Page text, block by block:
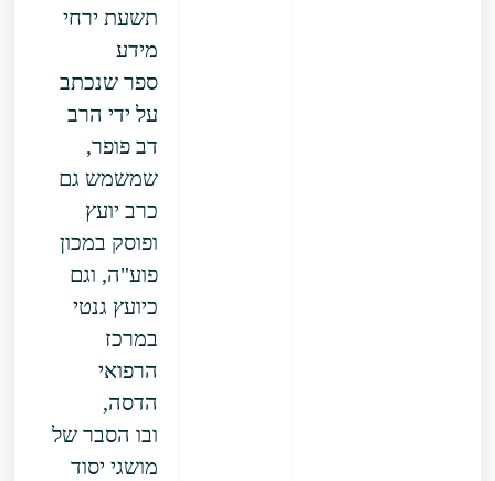
תשעת ירחי
מידע
ספר שנכתב
על ידי הרב
דב פופר,
שמשמש גם
כרב יועץ
ופוסק במכון
פוע"ה, וגם
כיועץ גנטי
במרכז
הרפואי
הדסה,
ובו הסבר של
מושגי יסוד